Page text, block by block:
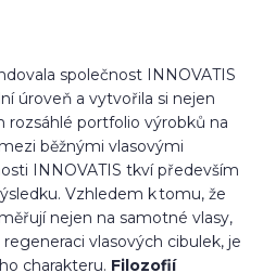
společnost INNOVATIS
úroveň a vytvořila si nejen
rozsáhlé portfolio výrobků na
běžnými vlasovými
INNOVATIS tkví především
Vzhledem k tomu, že
nejen na samotné vlasy,
vlasových cibulek, je
charakteru. Filozofií